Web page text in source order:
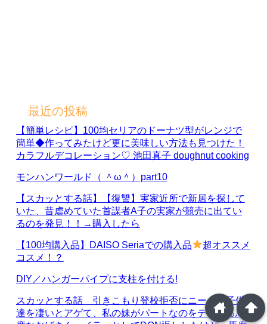
最近の投稿
【簡単レシピ】100均セリアのドーナツ型がレンジで
簡単◆作ってみたけど更に美味しい方法も見つけた！
カラフルデコレーション♡ 池田真子 doughnut cooking
モンハンワールド（ ＾ω＾）part10
【スカッとする話】【復讐】実家近所で新居を探して
いた、昔虐めていた首謀者A子の実家が競売に出てい
るのを発見！！→購入したら
【100均購入品】DAISO Seriaでの購入品
超オススメ
コスメ！？
DIY／ハンガーパイプに支柱を付ける!
スカッとする話 引きこもり登校拒否にニートの子供
達を凄いとアゲて、私の妹がパートなのをディスる馬 arrowup
home